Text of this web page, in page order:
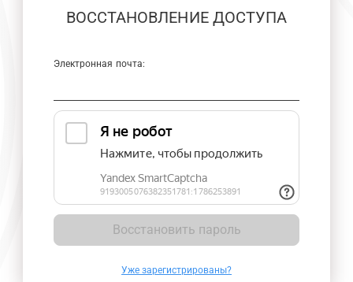
ВОССТАНОВЛЕНИЕ ДОСТУПА
Электронная почта:
Восстановить пароль
Уже зарегистрированы?